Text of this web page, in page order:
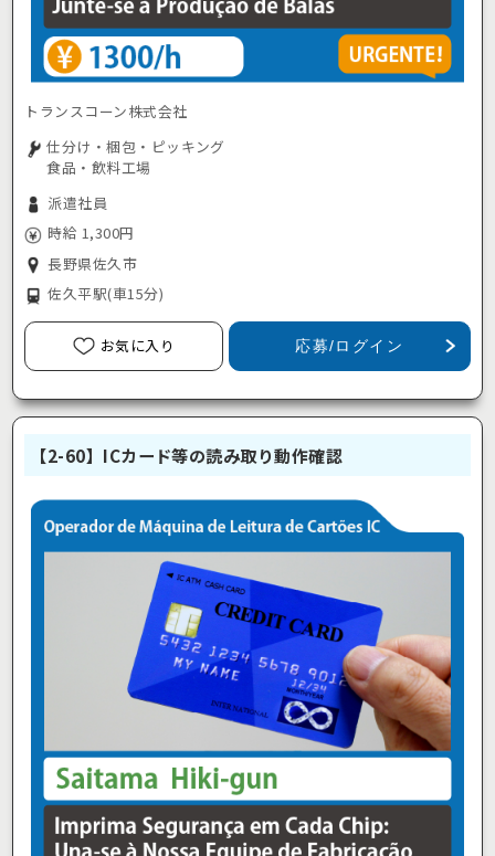
トランスコーン株式会社
仕分け・梱包・ピッキング
食品・飲料工場
派遣社員
時給 1,300円
長野県佐久市
佐久平駅(車15分)
お気に入り 応募/ログイン
【2-60】ICカード等の読み取り動作確認